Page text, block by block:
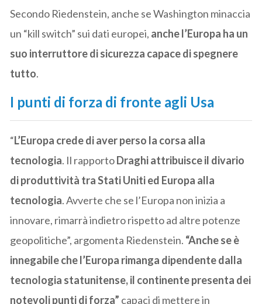
Secondo Riedenstein, anche se Washington minaccia
un “kill switch” sui dati europei, anche l’Europa ha un
suo interruttore di sicurezza capace di spegnere
tutto.
I punti di forza di fronte agli Usa
“L’Europa crede di aver perso la corsa alla
tecnologia. Il rapportoDraghi attribuisce il divario
di produttività tra Stati Uniti ed Europa alla
tecnologia. Avverte che se l’Europa non inizia a
innovare, rimarrà indietro rispetto ad altre potenze
geopolitiche”, argomenta Riedenstein. “Anche se è
innegabile che l’Europa rimanga dipendente dalla
tecnologia statunitense, il continente presenta dei
notevoli punti di forza” capaci di mettere in